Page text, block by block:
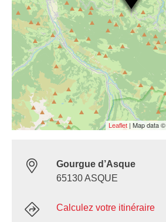
Leaflet | Map data ©
Gourgue d’Asque
65130 ASQUE
Calculez votre itinéraire